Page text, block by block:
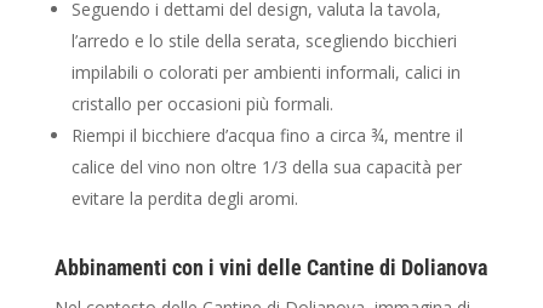
Seguendo i dettami del design, valuta la tavola,
l’arredo e lo stile della serata, scegliendo bicchieri
impilabili o colorati per ambienti informali, calici in
cristallo per occasioni più formali.
Riempi il bicchiere d’acqua fino a circa ¾, mentre il
calice del vino non oltre 1/3 della sua capacità per
evitare la perdita degli aromi.
Abbinamenti con i vini delle Cantine di Dolianova